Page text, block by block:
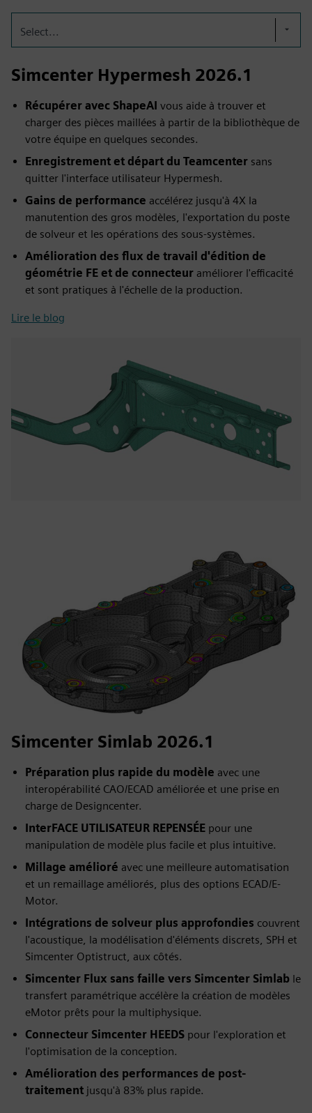
Select...
Simcenter Hypermesh 2026.1
Récupérer avec ShapeAI vous aide à trouver et
charger des pièces maillées à partir de la bibliothèque de
votre équipe en quelques secondes.
Enregistrement et départ du Teamcenter sans
quitter l'interface utilisateur Hypermesh.
Gains de performance accélérez jusqu'à 4X la
manutention des gros modèles, l'exportation du poste
de solveur et les opérations des sous-systèmes.
Amélioration des flux de travail d'édition de
géométrie FE et de connecteur améliorer l'efficacité
et sont pratiques à l'échelle de la production.
Lire le blog
Simcenter Simlab 2026.1
Préparation plus rapide du modèle avec une
interopérabilité CAO/ECAD améliorée et une prise en
charge de Designcenter.
InterFACE UTILISATEUR REPENSÉE pour une
manipulation de modèle plus facile et plus intuitive.
Millage amélioré avec une meilleure automatisation
et un remaillage améliorés, plus des options ECAD/E-
Motor.
Intégrations de solveur plus approfondies couvrent
l'acoustique, la modélisation d'éléments discrets, SPH et
Simcenter Optistruct, aux côtés.
Simcenter Flux sans faille vers Simcenter Simlab le
transfert paramétrique accélère la création de modèles
eMotor prêts pour la multiphysique.
Connecteur Simcenter HEEDS pour l'exploration et
l'optimisation de la conception.
Amélioration des performances de post-
traitement jusqu'à 83% plus rapide.